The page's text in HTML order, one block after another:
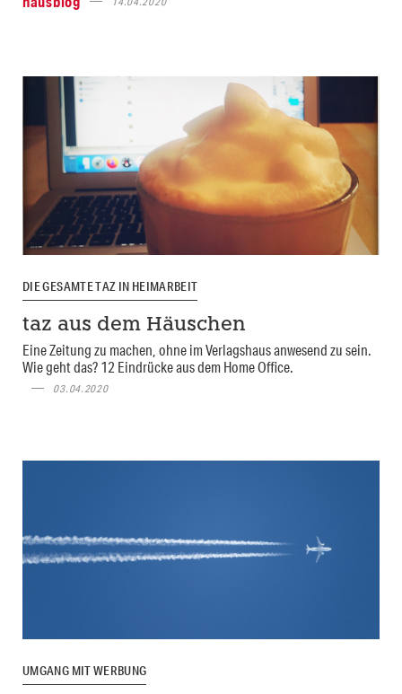
DIE GESAMTE TAZ IN HEIMARBEIT
taz aus dem Häuschen
Eine Zeitung zu machen, ohne im Verlagshaus anwesend zu sein.
Wie geht das? 12 Eindrücke aus dem Home Office.
03.04.2020
UMGANG MIT WERBUNG